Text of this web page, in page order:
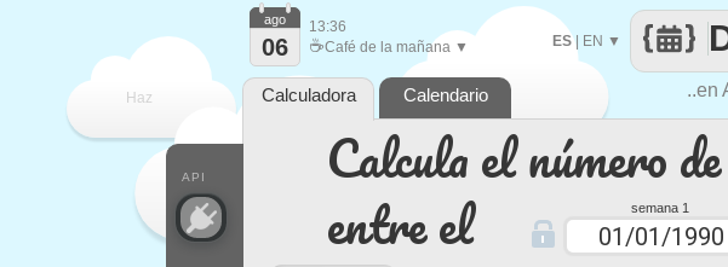
Calcula el número
entre el
semana 1
Haz ..en
ES| EN ▼
API
ago
06
13:36
☕Café de la mañana ▼
Calculadora Calendario